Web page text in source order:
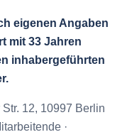
eigenen Angaben
mit 33 Jahren
inhabergeführten
12, 10997 Berlin
·